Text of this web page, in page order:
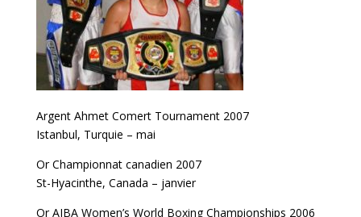
Argent Ahmet Comert Tournament 2007
Istanbul, Turquie – mai
Or Championnat canadien 2007
St-Hyacinthe, Canada – janvier
Or AIBA Women’s World Boxing Championships 2006